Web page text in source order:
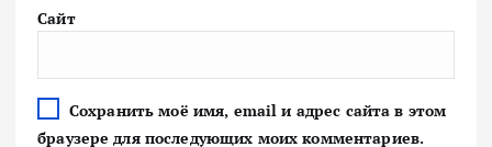
Сайт
Сохранить моё имя, email и адрес сайта в этом
браузере для последующих моих комментариев.